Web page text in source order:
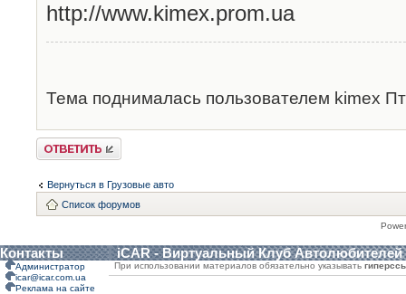
http://www.kimex.prom.ua
Тема поднималась пользователем kimex
Ответить
Вернуться в Грузовые авто
Список форумов
Контакты iCAR - Виртуальный Клуб Автолюбителей
Администратор
icar@icar.com.ua
Реклама на сайте
При использовании материалов обязательно указывать